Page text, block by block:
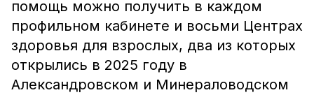
помощь можно получить в каждом
профильном кабинете и восьми Центрах
здоровья для взрослых, два из которых
открылись в 2025 году в
Александровском и Минераловодском